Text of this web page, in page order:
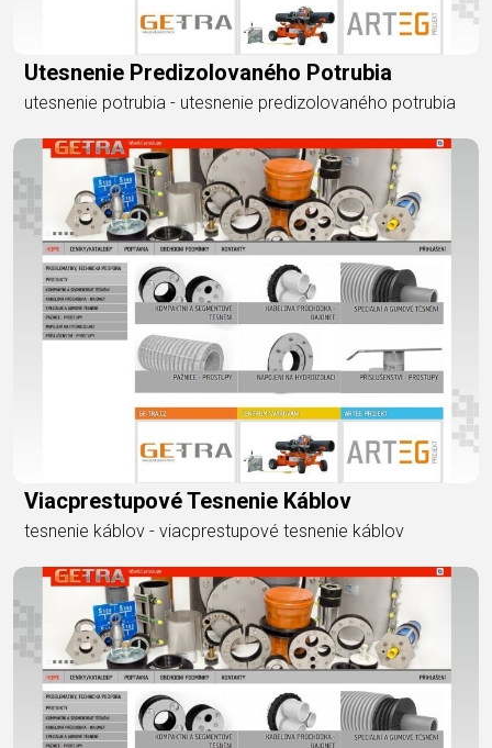
Utesnenie Predizolovaného Potrubia
utesnenie potrubia - utesnenie predizolovaného potrubia
Viacprestupové Tesnenie Káblov
tesnenie káblov - viacprestupové tesnenie káblov